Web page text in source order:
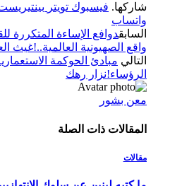
شاركها. فيسبوك تويتر بينتيريست
واتساب
السابقدوافع الإساءة المتكررة
واقع الصهيونية العالمية..!غيث
التالي مبادئ الحوكمة
الرؤساء!نزار رهك
معن بشور
المقالاتذات الصلة
مقالات